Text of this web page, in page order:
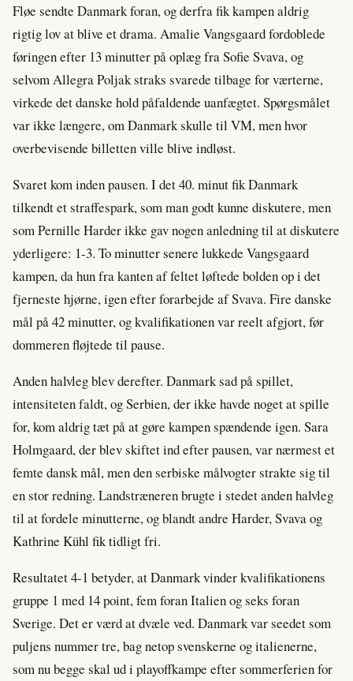
Fløe sendte Danmark foran, og derfra fik kampen aldrig
rigtig lov at blive et drama. Amalie Vangsgaard fordoblede
føringen efter 13 minutter på oplæg fra Sofie Svava, og
selvom Allegra Poljak straks svarede tilbage for værterne,
virkede det danske hold påfaldende uanfægtet. Spørgsmålet
var ikke længere, om Danmark skulle til VM, men hvor
overbevisende billetten ville blive indløst.
Svaret kom inden pausen. I det 40. minut fik Danmark
tilkendt et straffespark, som man godt kunne diskutere, men
som Pernille Harder ikke gav nogen anledning til at diskutere
yderligere: 1-3. To minutter senere lukkede Vangsgaard
kampen, da hun fra kanten af feltet løftede bolden op i det
fjerneste hjørne, igen efter forarbejde af Svava. Fire danske
mål på 42 minutter, og kvalifikationen var reelt afgjort, før
dommeren fløjtede til pause.
Anden halvleg blev derefter. Danmark sad på spillet,
intensiteten faldt, og Serbien, der ikke havde noget at spille
for, kom aldrig tæt på at gøre kampen spændende igen. Sara
Holmgaard, der blev skiftet ind efter pausen, var nærmest et
femte dansk mål, men den serbiske målvogter strakte sig til
en stor redning. Landstræneren brugte i stedet anden halvleg
til at fordele minutterne, og blandt andre Harder, Svava og
Kathrine Kühl fik tidligt fri.
Resultatet 4-1 betyder, at Danmark vinder kvalifikationens
gruppe 1 med 14 point, fem foran Italien og seks foran
Sverige. Det er værd at dvæle ved. Danmark var seedet som
puljens nummer tre, bag netop svenskerne og italienerne,
som nu begge skal ud i playoffkampe efter sommerferien for